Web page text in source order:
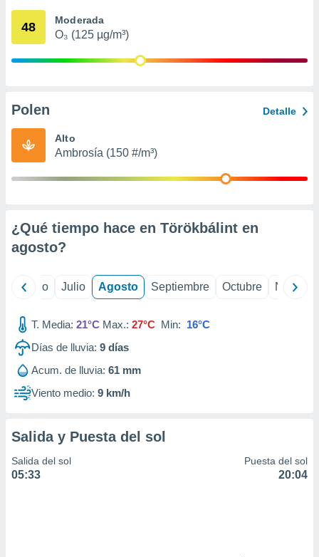
mediante
publicidad
de
48 Moderada
O₃ (125 µg/m³)
Polen Detalle
Alto
Ambrosía (150 #/m³)
¿Qué tiempo hace en Törökbálint en
agosto?
Junio Julio Agosto Septiembre Octubre
T. Media: 21°C Max.: 27°C Min: 16°C
Días de lluvia: 9 días
Acum. de lluvia: 61 mm
Viento medio: 9 km/h
Salida y Puesta del sol
Salida del sol
05:33
Puesta del sol
20:04